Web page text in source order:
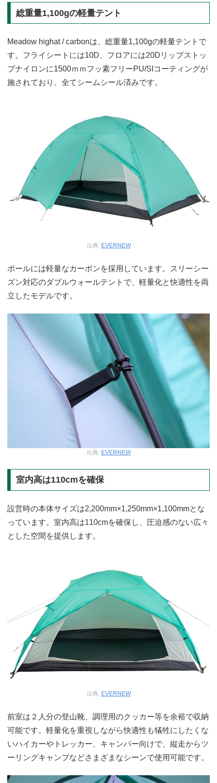
総重量1,100gの軽量テント
Meadow highat / carbonは、総重量1,100gの軽量テントで
す。フライシートには10D、フロアには20Dリップストッ
プナイロンに1500ｍｍフッ素フリーPU/SIコーティングが
施されており、全てシームシール済みです。
出典: EVERNEW
ポールには軽量なカーボンを採用しています。スリーシー
ズン対応のダブルウォールテントで、軽量化と快適性を両
立したモデルです。
出典: EVERNEW
室内高は110cmを確保
設営時の本体サイズは2,200mm×1,250mm×1,100mmとな
っています。室内高は110cmを確保し、圧迫感のない広々
とした空間を提供します。
出典: EVERNEW
前室は２人分の登山靴、調理用のクッカー等を余裕で収納
可能です。軽量化を重視しながら快適性も犠牲にしたくな
いハイカーやトレッカー、キャンパー向けで、縦走からツ
ーリングキャンプなどさまざまなシーンで使用可能です。